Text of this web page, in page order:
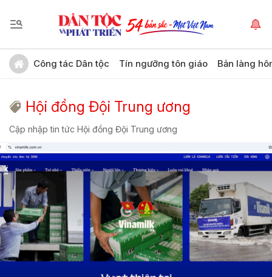
Công tác Dân tộc Tín ngưỡng tôn giáo Bản làng
Hội đồng Đội Trung ương
Cập nhập tin tức Hội đồng Đội Trung ương